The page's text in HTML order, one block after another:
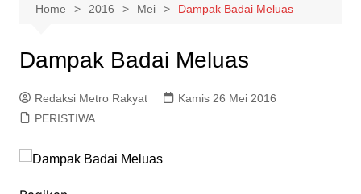
Home 2016 Mei Dampak Badai Meluas
Dampak Badai Meluas
Redaksi Metro Rakyat
Kamis 26 Mei 2016
PERISTIWA